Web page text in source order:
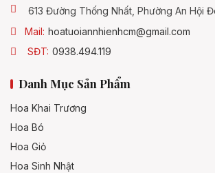
613 Đường Thống Nhất, Phường An Hội
Mail: hoatuoiannhienhcm@gmail.com
SĐT: 0938.494.119
Danh Mục Sản Phẩm
Hoa Khai Trương
Hoa Bó
Hoa Giỏ
Hoa Sinh Nhật